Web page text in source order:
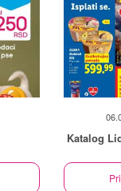
Katalog